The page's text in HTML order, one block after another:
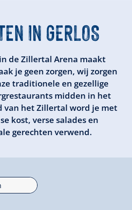
IN GERLOS
de Zillertal Arena maakt
je geen zorgen, wij zorgen
traditionele en gezellige
midden in het
van het Zillertal word je met
kost, verse salades en
gerechten verwend.